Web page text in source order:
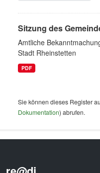
Sitzung des
Amtliche
Stadt Rheinstetten
PDF
Sie können dieses Register
Dokumentation) abrufen.